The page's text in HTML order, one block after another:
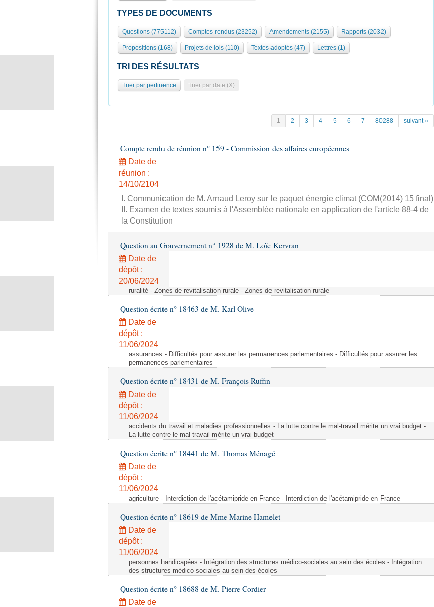
TYPES DE DOCUMENTS
Questions (775112) Comptes-rendus (23252) Amendements (2155) Rapports (2032)
Propositions (168) Projets de lois (110) Textes adoptés (47) Lettres (1)
TRI DES RÉSULTATS
Trier par pertinence Trier par date (X)
1 2 3 4 5 6 7 80288 suivant »
Compte rendu de réunion n° 159 - Commission des affaires européennes
Date de
réunion :
14/10/2104
I. Communication de M. Arnaud Leroy sur le paquet énergie climat (COM(2014) 15 final)
II. Examen de textes soumis à l'Assemblée nationale en application de l'article 88-4 de
la Constitution
Question au Gouvernement n° 1928 de M. Loïc Kervran
Date de
dépôt :
20/06/2024
ruralité - Zones de revitalisation rurale - Zones de revitalisation rurale
Question écrite n° 18463 de M. Karl Olive
Date de
dépôt :
11/06/2024
assurances - Difficultés pour assurer les permanences parlementaires - Difficultés pour assurer les
permanences parlementaires
Question écrite n° 18431 de M. François Ruffin
Date de
dépôt :
11/06/2024
accidents du travail et maladies professionnelles - La lutte contre le mal-travail mérite un vrai budget -
La lutte contre le mal-travail mérite un vrai budget
Question écrite n° 18441 de M. Thomas Ménagé
Date de
dépôt :
11/06/2024
agriculture - Interdiction de l'acétamipride en France - Interdiction de l'acétamipride en France
Question écrite n° 18619 de Mme Marine Hamelet
Date de
dépôt :
11/06/2024
personnes handicapées - Intégration des structures médico-sociales au sein des écoles - Intégration
des structures médico-sociales au sein des écoles
Question écrite n° 18688 de M. Pierre Cordier
Date de